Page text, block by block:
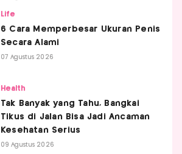
Life
6 Cara Memperbesar Ukuran Penis
Secara Alami
07 Agustus 2026
Health
Tak Banyak yang Tahu, Bangkai
Tikus di Jalan Bisa Jadi Ancaman
Kesehatan Serius
09 Agustus 2026